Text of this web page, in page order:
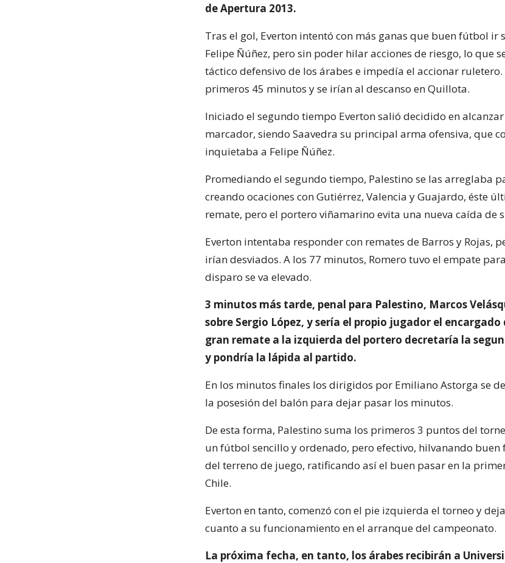
de Apertura 2013.
Tras el gol, Everton intentó con más ganas que buen fútbol ir
Felipe Ñúñez, pero sin poder hilar acciones de riesgo, lo que
táctico defensivo de los árabes e impedía el accionar
primeros 45 minutos y se irían al descanso en Quillota.
Iniciado el segundo tiempo Everton salió decidido en
marcador, siendo Saavedra su principal arma ofensiva, que
inquietaba a Felipe Ñúñez.
Promediando el segundo tiempo, Palestino se las arreglaba
creando ocaciones con Gutiérrez, Valencia y Guajardo, éste
remate, pero el portero viñamarino evita una nueva caída de
Everton intentaba responder con remates de Barros y Rojas,
irían desviados. A los 77 minutos, Romero tuvo el empate
disparo se va elevado.
3 minutos más tarde, penal para Palestino, Marcos
sobre Sergio López, y sería el propio jugador el encargado
gran remate a la izquierda del portero decretaría la
y pondría la lápida al partido.
En los minutos finales los dirigidos por Emiliano Astorga se
la posesión del balón para dejar pasar los minutos.
De esta forma, Palestino suma los primeros 3 puntos del
un fútbol sencillo y ordenado, pero efectivo, hilvanando
del terreno de juego, ratificando así el buen pasar en la
Chile.
Everton en tanto, comenzó con el pie izquierda el torneo y
cuanto a su funcionamiento en el arranque del campeonato.
La próxima fecha, en tanto, los árabes recibirán a